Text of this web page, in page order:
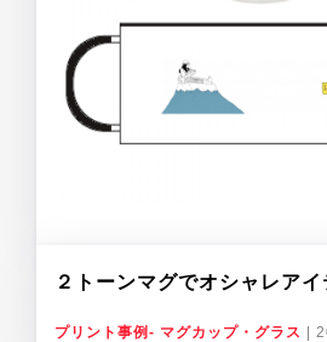
２トーンマグでオシャレアイ
プリント事例- マグカップ・グラス